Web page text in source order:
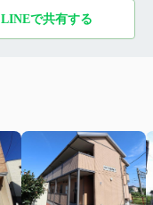
LINEで共有する